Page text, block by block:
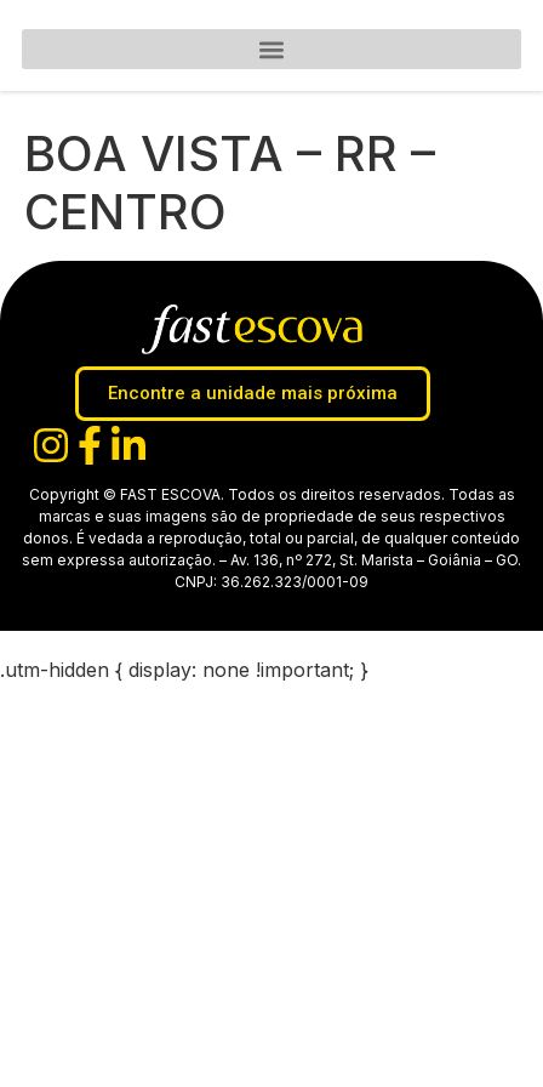
BOA VISTA – RR –
CENTRO
Encontre a unidade mais próxima
Copyright © FAST ESCOVA. Todos os direitos reservados. Todas as
marcas e suas imagens são de propriedade de seus respectivos
donos. É vedada a reprodução, total ou parcial, de qualquer conteúdo
sem expressa autorização. – Av. 136, nº 272, St. Marista – Goiânia – GO.
CNPJ: 36.262.323/0001-09
.utm-hidden { display: none !important; }